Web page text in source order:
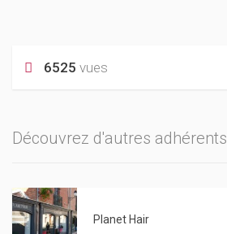
6525 vues
Découvrez d'autres adhérents
Planet Hair